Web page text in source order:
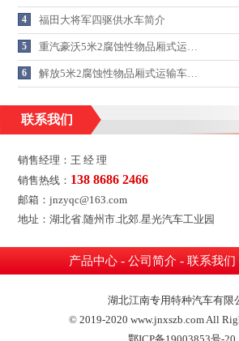
4 福田大将军四驱供水车简介
5 重汽豪沃5米2腐蚀性物品厢式运…
6 解放5米2腐蚀性物品厢式运输车…
联系我们
销售经理：王 经 理
销售热线： 138 8686 2466
邮箱：jnzyqc@163.com
地址：湖北省.随州市.北郊.星光汽车工业园
产品中心- 公司简介 - 联系我们
湖北江南专用特种汽车有限
© 2019-2020 www.jnxszb.com All